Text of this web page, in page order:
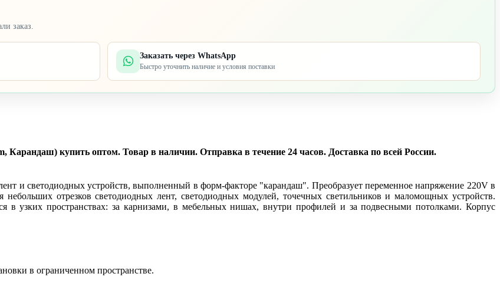
заказ.
Заказать через WhatsApp
Быстро уточнить наличие и условия поставки
купить оптом. Товар в наличии. Отправка в течение 24 часов. Доставка по всей России.
и светодиодных устройств, выполненный в форм-факторе "карандаш". Преобразует переменное напряжение 220V в
небольших отрезков светодиодных лент, светодиодных модулей, точечных светильников и маломощных устройств.
в узких пространствах: за карнизами, в мебельных нишах, внутри профилей и за подвесными потолками. Корпус
в ограниченном пространстве.